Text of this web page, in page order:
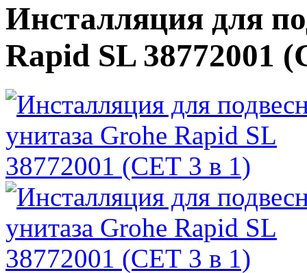
Инсталляция для
Rapid SL 38772001